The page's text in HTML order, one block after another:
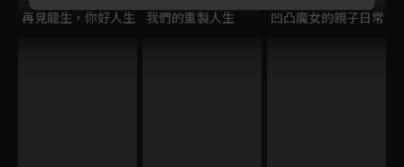
再見龍生，你好人生 我們的重製人生 凹凸魔女的親子日常